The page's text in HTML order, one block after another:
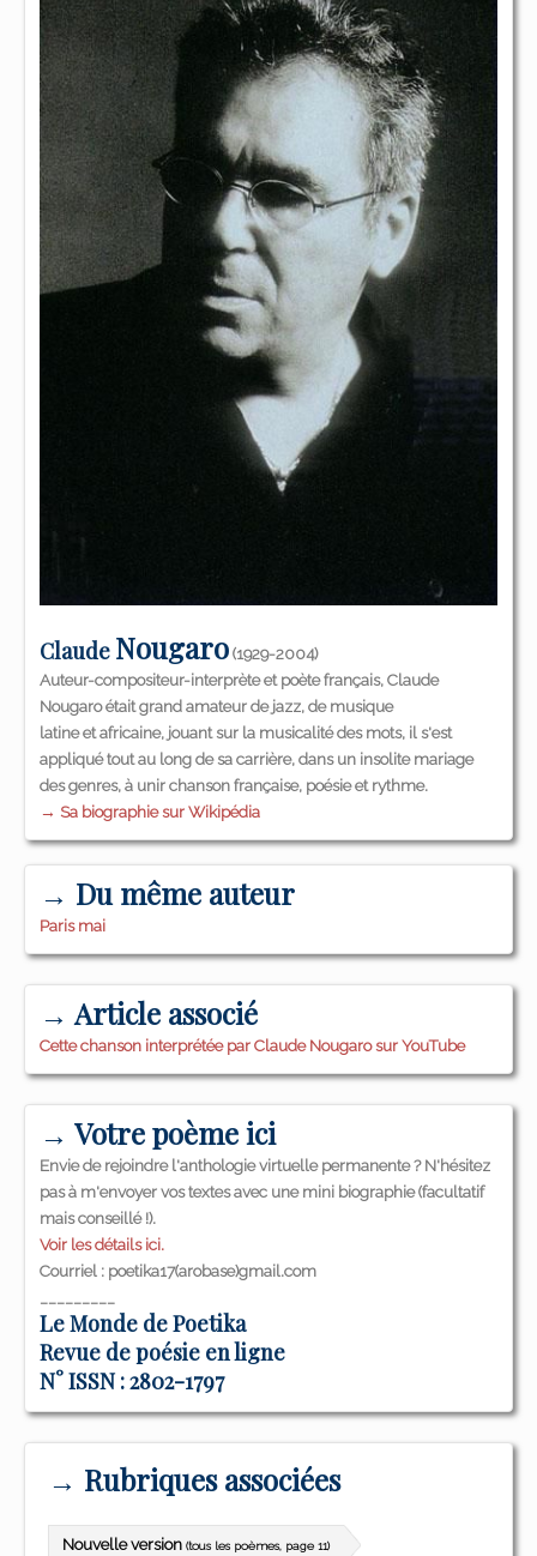
Claude Nougaro(1929-2004)
Auteur-compositeur-interprète et poète français, Claude
Nougaro était grand amateur de jazz, de musique
latine et africaine, jouant sur la musicalité des mots, il s'est
appliqué tout au long de sa carrière, dans un insolite mariage
des genres, à unir chanson française, poésie et rythme.
→ Sa biographie sur Wikipédia
→ Du même auteur
Paris mai
→ Article associé
Cette chanson interprétée par Claude Nougaro sur YouTube
→ Votre poème ici
Envie de rejoindre l'anthologie virtuelle permanente ? N'hésitez
pas à m'envoyer vos textes avec une mini biographie (facultatif
mais conseillé !).
Voir les détails ici.
Courriel : poetika17(arobase)gmail.com
_________
Le Monde de Poetika
Revue de poésie en ligne
N° ISSN : 2802-1797
→ Rubriques associées
Nouvelle version (tous les poèmes, page 11)